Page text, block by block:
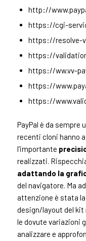
http://
https://cgi-
https://resolve-
https://
https://ww.vv-
https://
https://
PayPal è da sempre
recenti cloni hanno
l’importante
realizzati.
adattando la
del navigatore. Ma
attenzione è stata
design/layout del
le dovute variazioni
analizzare e